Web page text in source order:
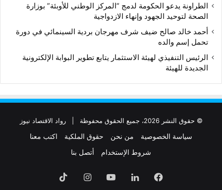
الطراونة يدعو الحكومة لدمج “المركز الوطني للأوبئة” بوزارة
الصحة لتوحيد الجهود وإنهاء الازدواجية
أحمد خالد صالح ضيف شرف مهرجان بردية السينمائي في دورة
تحمل إسم والده
الرئيس التنفيذي لهيئة الاستثمار يتابع تطوير البوابة الإلكترونية
الجديدة للهيئة
© حقوق النشر 2026، جميع الحقوق محفوظة | رواد الاقتصاد نيوز
سياسة الخصوصية من نحن حقوق الملكية
اكتب معنا
شروط الإستخدام
أتصل بنا
فيسبوكلينكدإن‫YouTubeانستقرام